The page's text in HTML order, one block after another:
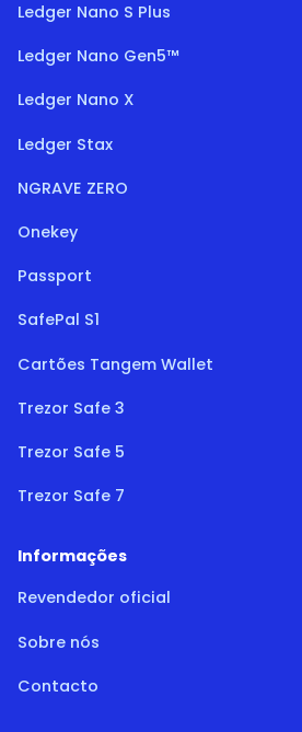
Ledger Nano S Plus
Ledger Nano Gen5™
Ledger Nano X
Ledger Stax
NGRAVE ZERO
Onekey
Passport
SafePal S1
Cartões Tangem Wallet
Trezor Safe 3
Trezor Safe 5
Trezor Safe 7
Informações
Revendedor oficial
Sobre nós
Contacto